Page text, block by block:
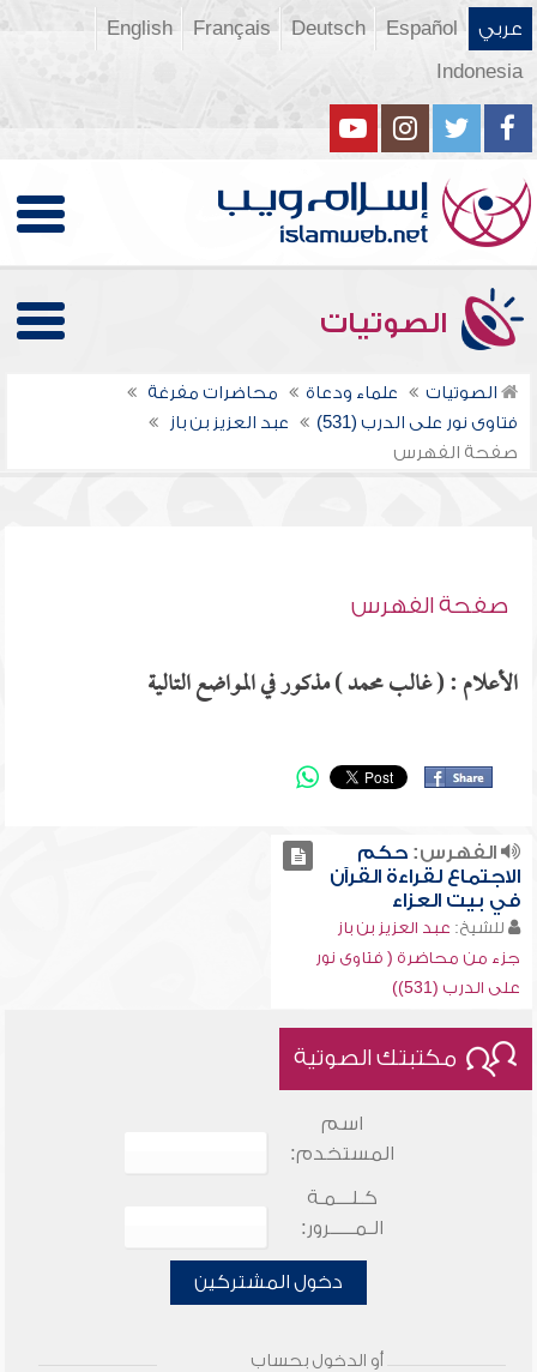
عربي Español
Deutsch
Français
English
Indonesia
الصوتيات
الصوتيات علماء ودعاة
محاضرات مفرغة
فتاوى نور على الدرب (531)
عبد العزيز بن باز
صفحة الفهرس
صفحة الفهرس
الأعلام : ( غالب محمد ) مذكور في المواضع التالية
الفهرس:حكم
الاجتماع لقراءة القرآن
في بيت العزاء
للشيخ: عبد العزيز بن باز
جزء من محاضرة ( فتاوى نور
على الدرب (531))
مكتبتك الصوتية
اسم
المستخدم:
كـلـــمـة
الـمـــــرور:
دخول المشتركين
أو الدخول بحساب